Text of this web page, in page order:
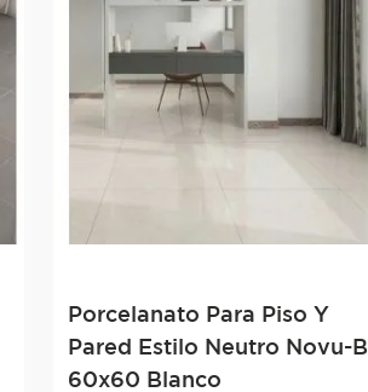
Porcelanato Para Piso Y
Pared Estilo Neutro Novu-B
60x60 Blanco